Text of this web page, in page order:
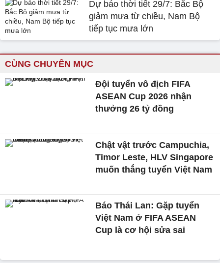
Dự báo thời tiết 29/7: Bắc Bộ
giảm mưa từ chiều, Nam Bộ
tiếp tục mưa lớn
CÙNG CHUYÊN MỤC
Đội tuyển vô địch FIFA
ASEAN Cup 2026 nhận
thưởng 26 tỷ đồng
Chật vật trước Campuchia,
Timor Leste, HLV Singapore
muốn thắng tuyển Việt Nam
Báo Thái Lan: Gặp tuyển
Việt Nam ở FIFA ASEAN
Cup là cơ hội sửa sai